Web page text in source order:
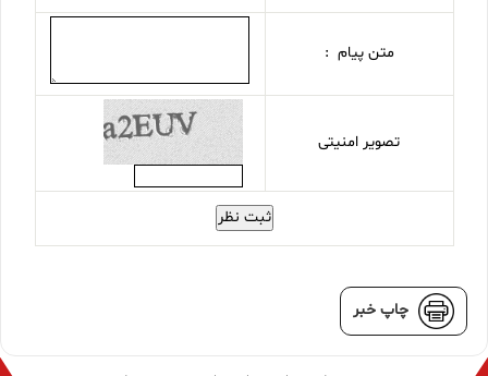
متن پیام :
تصویر امنیتی
ثبت نظر
چاپ خبر